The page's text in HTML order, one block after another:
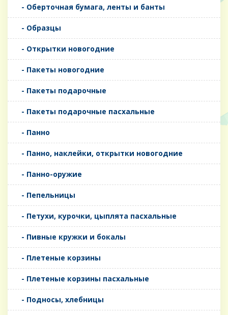
- Оберточная бумага, ленты и банты
- Образцы
- Открытки новогодние
- Пакеты новогодние
- Пакеты подарочные
- Пакеты подарочные пасхальные
- Панно
- Панно, наклейки, открытки новогодние
- Панно-оружие
- Пепельницы
- Петухи, курочки, цыплята пасхальные
- Пивные кружки и бокалы
- Плетеные корзины
- Плетеные корзины пасхальные
- Подносы, хлебницы